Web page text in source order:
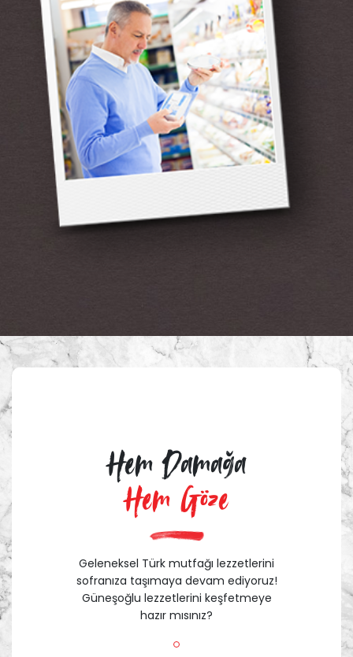
Hem Damağa
Hem Göze
Geleneksel Türk mutfağı lezzetlerini
sofranıza taşımaya devam ediyoruz!
Güneşoğlu lezzetlerini keşfetmeye
hazır mısınız?